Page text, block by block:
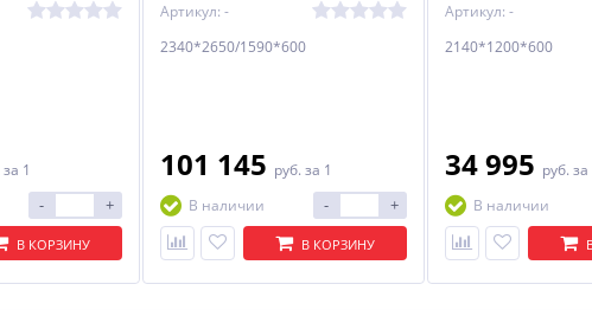
за 1
- +
В КОРЗИНУ
Артикул: -
2340*2650/1590*600
101 145 руб. за 1
В наличии
- +
В КОРЗИНУ
Артикул: -
2140*1200*600
34 995 руб. за
В наличии